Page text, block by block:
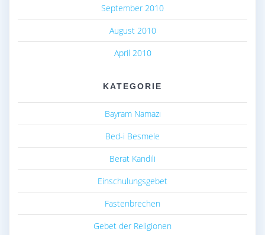
September 2010
August 2010
April 2010
KATEGORIE
Bayram Namazı
Bed-i Besmele
Berat Kandili
Einschulungsgebet
Fastenbrechen
Gebet der Religionen